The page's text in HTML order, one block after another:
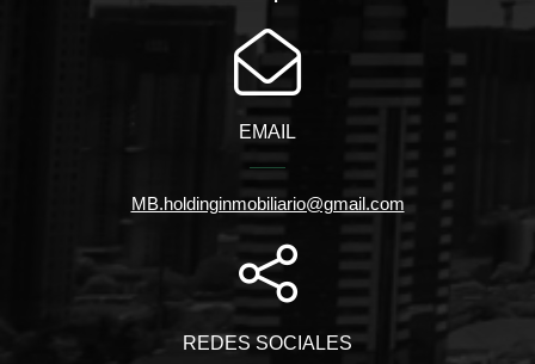
EMAIL
MB.holdinginmobiliario@gmail.com
REDES SOCIALES